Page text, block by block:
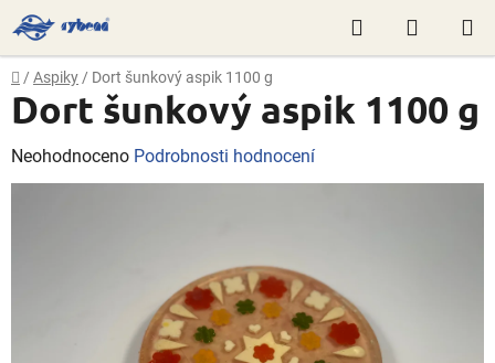
Přejít
na
obsah
Hledat
KOŠÍK
Domů
/ Aspiky / Dort šunkový aspik 1100 g
Dort šunkový aspik 1100 g
Průměrné
hodnocení
Neohodnoceno Podrobnosti hodnocení